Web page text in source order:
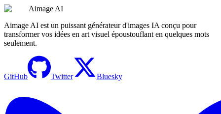
Aimage AI
Aimage AI est un puissant générateur d'images IA conçu pour
transformer vos idées en art visuel époustouflant en quelques mots
seulement.
GitHub Twitter Bluesky